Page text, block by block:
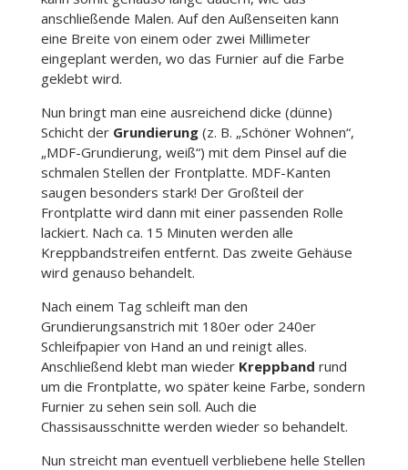
anschließende Malen. Auf den Außenseiten kann
eine Breite von einem oder zwei Millimeter
eingeplant werden, wo das Furnier auf die Farbe
geklebt wird.
Nun bringt man eine ausreichend dicke (dünne)
Schicht der Grundierung(z. B. „Schöner Wohnen“,
„MDF-Grundierung, weiß“) mit dem Pinsel auf die
schmalen Stellen der Frontplatte. MDF-Kanten
saugen besonders stark! Der Großteil der
Frontplatte wird dann mit einer passenden Rolle
lackiert. Nach ca. 15 Minuten werden alle
Kreppbandstreifen entfernt. Das zweite Gehäuse
wird genauso behandelt.
Nach einem Tag schleift man den
Grundierungsanstrich mit 180er oder 240er
Schleifpapier von Hand an und reinigt alles.
Anschließend klebt man wieder Kreppband rund
um die Frontplatte, wo später keine Farbe, sondern
Furnier zu sehen sein soll. Auch die
Chassisausschnitte werden wieder so behandelt.
Nun streicht man eventuell verbliebene helle Stellen